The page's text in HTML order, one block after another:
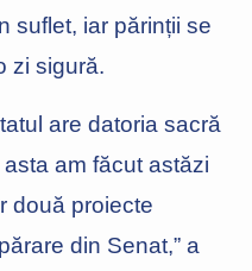
suflet, iar părinții se
zi sigură.
are datoria sacră
am făcut astăzi
două proiecte
din Senat,” a